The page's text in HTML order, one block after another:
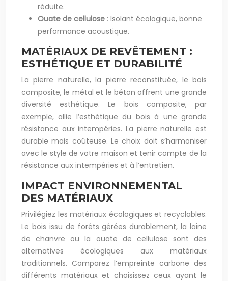
réduite.
Ouate de cellulose : Isolant écologique, bonne
performance acoustique.
MATÉRIAUX DE REVÊTEMENT :
ESTHÉTIQUE ET DURABILITÉ
La pierre naturelle, la pierre reconstituée, le bois
composite, le métal et le béton offrent une grande
diversité esthétique. Le bois composite, par
exemple, allie l’esthétique du bois à une grande
résistance aux intempéries. La pierre naturelle est
durable mais coûteuse. Le choix doit s’harmoniser
avec le style de votre maison et tenir compte de la
résistance aux intempéries et à l’entretien.
IMPACT ENVIRONNEMENTAL
DES MATÉRIAUX
Privilégiez les matériaux écologiques et recyclables.
Le bois issu de forêts gérées durablement, la laine
de chanvre ou la ouate de cellulose sont des
alternatives écologiques aux matériaux
traditionnels. Comparez l’empreinte carbone des
différents matériaux et choisissez ceux ayant le